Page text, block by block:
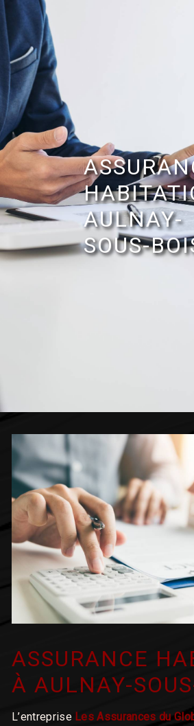
AULNAY-
SOUS-
ASSURANCE
À AULNAY-
L’entreprise Les Assurances du
Panneau de gestion des cookies